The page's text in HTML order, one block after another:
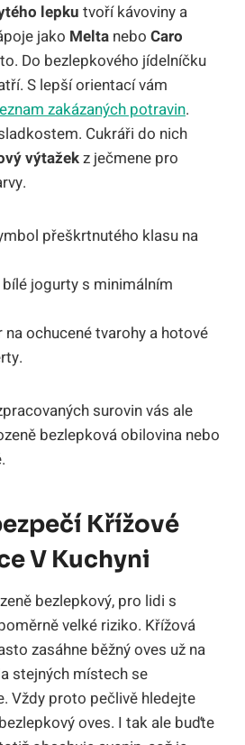
lepkutvoří kávoviny a
jako Melta nebo Caro
Do bezlepkového jídelníčku
S lepší orientací vám
zakázaných potravin.
Cukráři do nich
výtažekz ječmene pro
přeškrtnutého klasu na
jogurty s minimálním
na ochucené tvarohy a hotové
surovin vás ale
bezlepková obilovina nebo
Křížové
V Kuchyni
bezlepkový, pro lidi s
velké riziko. Křížová
zasáhne běžný oves už na
stejných místech se
Vždy proto pečlivě hledejte
oves. I tak ale buďte